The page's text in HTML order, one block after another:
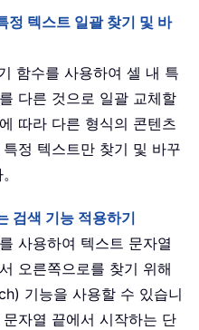
정 텍스트 일괄 찾기 및 바
함수를 사용하여 셀 내 특
다른 것으로 일괄 교체할
따라 다른 형식의 콘텐츠
정 텍스트만 찾기 및 바꾸
검색 기능 적용하기
사용하여 텍스트 문자열
오른쪽으로를 찾기 위해
기능을 사용할 수 있습니
자열 끝에서 시작하는 단